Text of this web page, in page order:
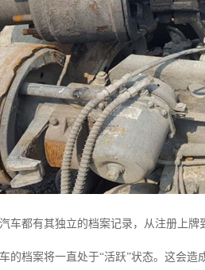
车都有其独立的档案记录，从注册上
的档案将一直处于“活跃”状态。这会